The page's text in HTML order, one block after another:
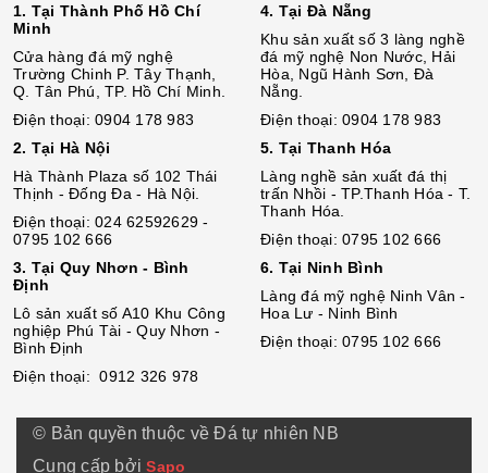
1. Tại Thành Phố Hồ Chí
Minh
Cửa hàng đá mỹ nghệ
Trường Chinh P. Tây Thạnh,
Q. Tân Phú, TP. Hồ Chí Minh.
Điện thoại: 0904 178 983
2. Tại Hà Nội
Hà Thành Plaza số 102 Thái
Thịnh - Đống Đa - Hà Nội.
Điện thoại: 024 62592629 -
0795 102 666
3. Tại Quy Nhơn - Bình
Định
Lô sản xuất số A10 Khu Công
nghiệp Phú Tài - Quy Nhơn -
Bình Định
Điện thoại: 0912 326 978
4. Tại Đà Nẵng
Khu sản xuất số 3 làng nghề
đá mỹ nghệ Non Nước, Hải
Hòa, Ngũ Hành Sơn, Đà
Nẵng.
Điện thoại: 0904 178 983
5. Tại Thanh Hóa
Làng nghề sản xuất đá thị
trấn Nhồi - TP.Thanh Hóa - T.
Thanh Hóa.
Điện thoại: 0795 102 666
6. Tại Ninh Bình
Làng đá mỹ nghệ Ninh Vân -
Hoa Lư - Ninh Bình
Điện thoại: 0795 102 666
© Bản quyền thuộc về Đá tự nhiên NB
Cung cấp bởiSapo